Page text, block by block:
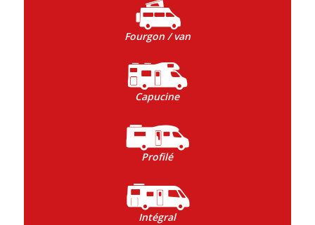
Fourgon / van
Capucine
Profilé
Intégral